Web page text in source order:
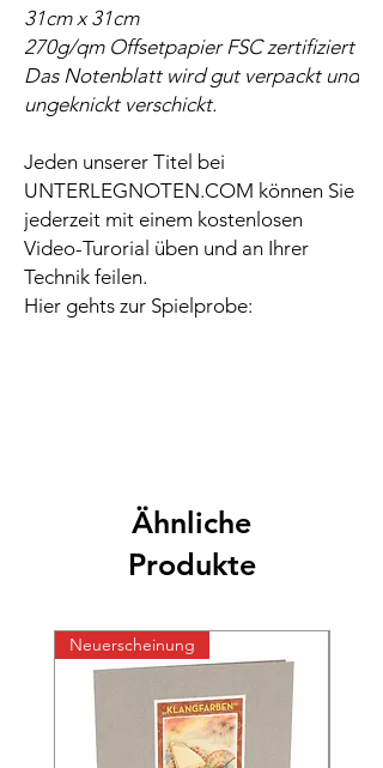
31cm x 31cm
270g/qm Offsetpapier FSC zertifiziert
Das Notenblatt wird gut verpackt und
ungeknickt verschickt.
Jeden unserer Titel bei
UNTERLEGNOTEN.COM können Sie
jederzeit mit einem kostenlosen
Video-Turorial üben und an Ihrer
Technik feilen.
Hier gehts zur Spielprobe:
Ähnliche
Produkte
Neuerscheinung